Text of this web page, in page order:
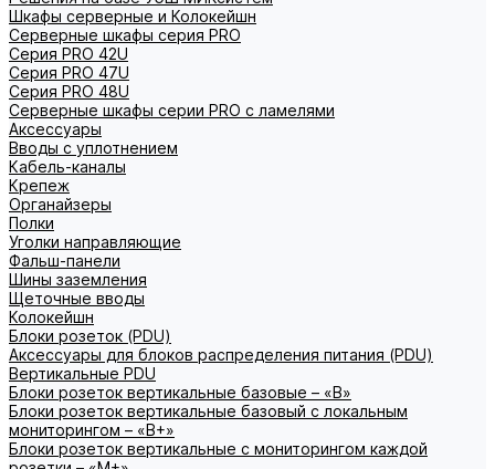
Шкафы серверные и Колокейшн
Серверные шкафы серия PRO
Серия PRO 42U
Серия PRO 47U
Серия PRO 48U
Серверные шкафы серии PRO с ламелями
Аксессуары
Вводы с уплотнением
Кабель-каналы
Крепеж
Органайзеры
Полки
Уголки направляющие
Фальш-панели
Шины заземления
Щеточные вводы
Колокейшн
Блоки розеток (PDU)
Аксессуары для блоков распределения питания (PDU)
Вертикальные PDU
Блоки розеток вертикальные базовые – «В»
Блоки розеток вертикальные базовый с локальным
мониторингом – «В+»
Блоки розеток вертикальные с мониторингом каждой